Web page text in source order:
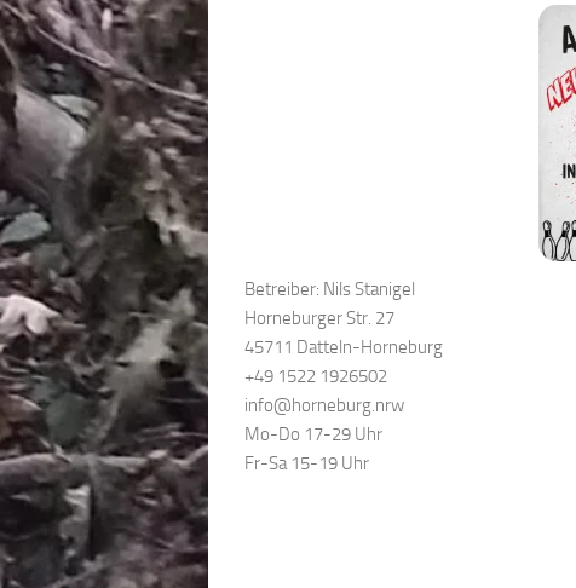
Betreiber: Nils Stanigel
Horneburger Str. 27
45711 Datteln-Horneburg
+49 1522 1926502
info@horneburg.nrw
Mo-Do 17-29 Uhr
Fr-Sa 15-19 Uhr